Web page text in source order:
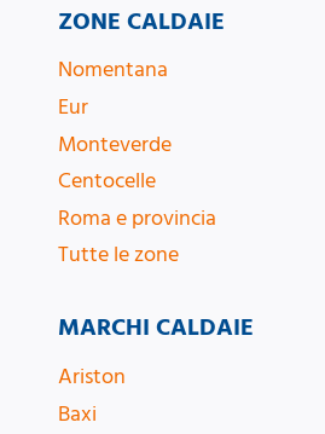
ZONE CALDAIE
Nomentana
Eur
Monteverde
Centocelle
Roma e provincia
Tutte le zone
MARCHI CALDAIE
Ariston
Baxi